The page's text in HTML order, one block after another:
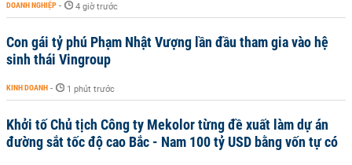
DOANH NGHIỆP - 4 giờ trước
Con gái tỷ phú Phạm Nhật Vượng lần đầu tham gia vào hệ
sinh thái Vingroup
KINH DOANH - 1 phút trước
Khởi tố Chủ tịch Công ty Mekolor từng đề xuất làm dự án
đường sắt tốc độ cao Bắc - Nam 100 tỷ USD bằng vốn tự có